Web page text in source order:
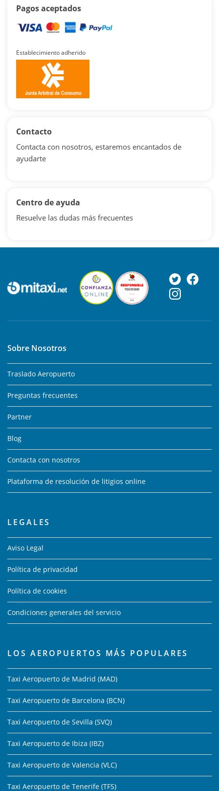
Pagos aceptados
Establecimiento adherido
Contacto
Contacta con nosotros, estaremos encantados de
ayudarte
Centro de ayuda
Resuelve las dudas más frecuentes
Sobre Nosotros
Traslado Aeropuerto
Preguntas frecuentes
Partner
Blog
Contacta con nosotros
Plataforma de resolución de litigios online
LEGALES
Aviso Legal
Política de privacidad
Política de cookies
Condiciones generales del servicio
LOS AEROPUERTOS MÁS POPULARES
Taxi Aeropuerto de Madrid (MAD)
Taxi Aeropuerto de Barcelona (BCN)
Taxi Aeropuerto de Sevilla (SVQ)
Taxi Aeropuerto de Ibiza (IBZ)
Taxi Aeropuerto de Valencia (VLC)
Taxi Aeropuerto de Tenerife (TFS)